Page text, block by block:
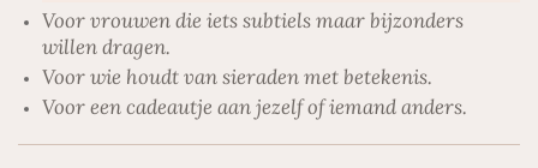
Voor vrouwen die iets subtiels maar bijzonders
willen dragen.
Voor wie houdt van sieraden met betekenis.
Voor een cadeautje aan jezelf of iemand anders.